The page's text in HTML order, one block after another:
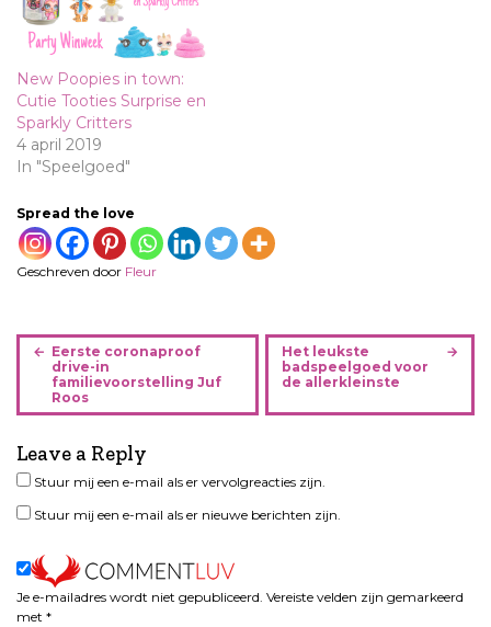
New Poopies in town:
Cutie Tooties Surprise en
Sparkly Critters
4 april 2019
In "Speelgoed"
Spread the love
Geschreven door Fleur
B
i
c
h
t
n
v
g
Eerste coronaproof
drive-in
familievoorstelling Juf
Roos
Het leukste
badspeelgoed voor
de allerkleinste
Leave a Reply
Je e-mailadres wordt niet gepubliceerd. Vereiste velden zijn gemarkeerd
met *
Stuur mij een e-mail als er vervolgreacties zijn.
Stuur mij een e-mail als er nieuwe berichten zijn.